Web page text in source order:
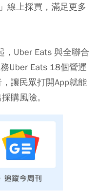
線上採買，滿足更多
，Uber Eats 與全聯合
Uber Eats 18個營運
讓民眾打開App就能
購風險。